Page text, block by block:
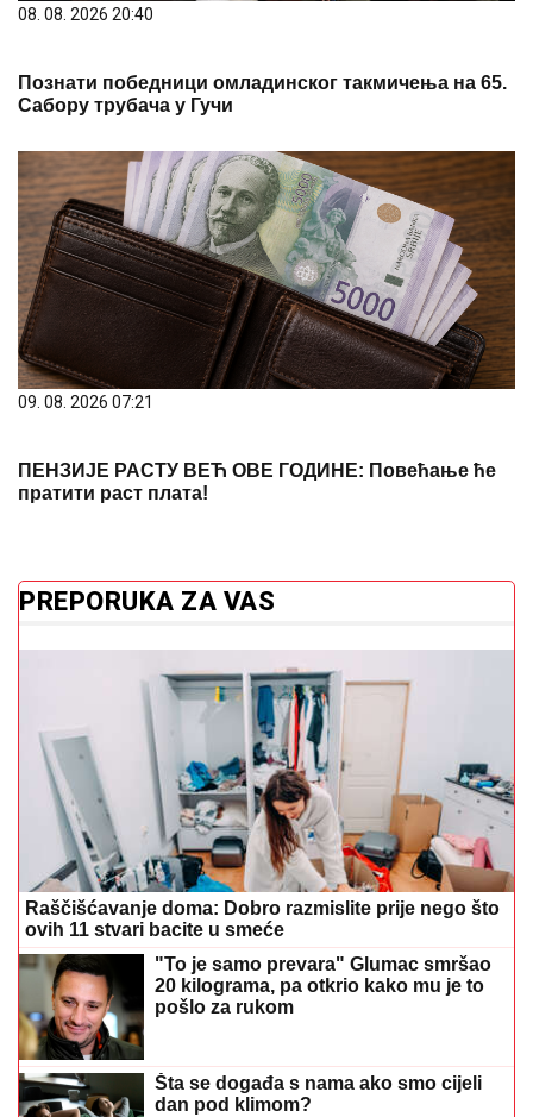
08. 08. 2026 20:40
Познати победници омладинског такмичења на 65.
Сабору трубача у Гучи
09. 08. 2026 07:21
ПЕНЗИЈЕ РАСТУ ВЕЋ ОВЕ ГОДИНЕ: Повећање ће
пратити раст плата!
PREPORUKA ZA VAS
Raščišćavanje doma: Dobro razmislite prije nego što
ovih 11 stvari bacite u smeće
"To je samo prevara" Glumac smršao
20 kilograma, pa otkrio kako mu je to
pošlo za rukom
Šta se događa s nama ako smo cijeli
dan pod klimom?